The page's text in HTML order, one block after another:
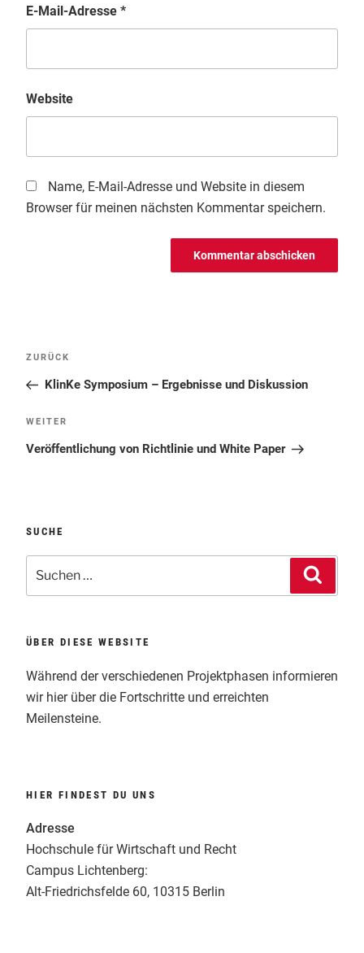
E-Mail-Adresse *
Website
Name, E-Mail-Adresse und Website in diesem
Browser für meinen nächsten Kommentar speichern.
Beitragsnavigation
Vorheriger
Beitrag
ZURÜCK
KlinKe Symposium – Ergebnisse und Diskussion
Nächster
Beitrag
WEITER
Veröffentlichung von Richtlinie und White Paper
SUCHE
nach:
ÜBER DIESE WEBSITE
Während der verschiedenen Projektphasen informieren
wir hier über die Fortschritte und erreichten
Meilensteine.
HIER FINDEST DU UNS
Adresse
Hochschule für Wirtschaft und Recht
Campus Lichtenberg:
Alt-Friedrichsfelde 60, 10315 Berlin